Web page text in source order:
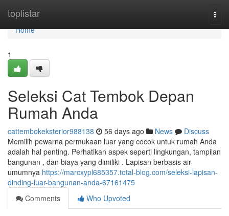
toplistar
Home
Home
1
Seleksi Cat Tembok Depan
Rumah Anda
cattembokeksterior988138 56 days ago News
Discuss
Memilih pewarna permukaan luar yang cocok untuk rumah Anda
adalah hal penting. Perhatikan aspek seperti lingkungan, tampilan
bangunan , dan biaya yang dimiliki . Lapisan berbasis air
umumnya https://marcxypl685357.total-blog.com/seleksi-lapisan-
dinding-luar-bangunan-anda-67161475
Comments
Who Upvoted